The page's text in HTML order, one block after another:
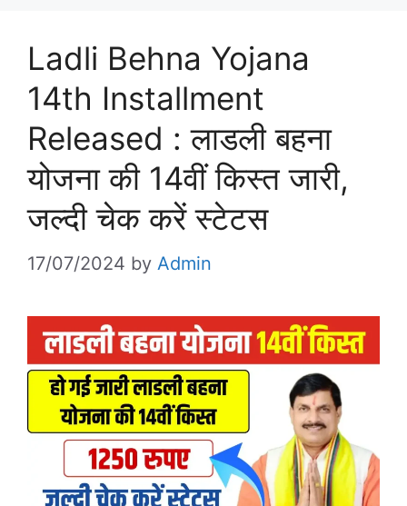
Ladli Behna Yojana
14th Installment
Released : लाडली बहना
योजना की 14वीं किस्त जारी,
जल्दी चेक करें स्टेटस
17/07/2024 by Admin